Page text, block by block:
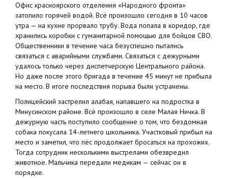
Офис красноярского отделения «Народного фронта»
затопило горячей водой. Всё произошло сегодня в 10 часов
утра — на кухне прорвало трубу. Вода попала в коридор, где
хранились коробки с гуманитарной помощью для бойцов СВО.
Общественники в течение часа безуспешно пытались
связаться с аварийными службами. Связаться с дежурными
удалось только через диспетчерскую Центрального района.
Но даже после этого бригада в течение 45 минут не прибыла
на место. В итоге последствия порыва были устранены.
Полицейский застрелил алабая, напавшего на подростка в
Минусинском районе. Всё произошло в селе Малая Ничка. В
дежурную часть поступило сообщение о том, что бездомная
собака покусала 14-летнего школьника. Участковый прибыл на
место и заметил, что пёс продолжает бросаться на прохожих.
Тогда сотрудник несколькими выстрелами обезвредил
животное. Мальчика передали медикам — сейчас он в
порядке.